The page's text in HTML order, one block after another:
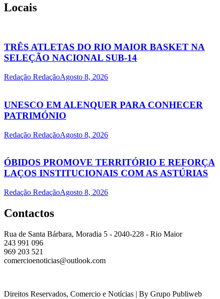
Locais
TRÊS ATLETAS DO RIO MAIOR BASKET NA
SELEÇÃO NACIONAL SUB-14
Redação RedaçãoAgosto 8, 2026
UNESCO EM ALENQUER PARA CONHECER
PATRIMÓNIO
Redação RedaçãoAgosto 8, 2026
ÓBIDOS PROMOVE TERRITÓRIO E REFORÇA
LAÇOS INSTITUCIONAIS COM AS ASTÚRIAS
Redação RedaçãoAgosto 8, 2026
Contactos
Rua de Santa Bárbara, Moradia 5 - 2040-228 - Rio Maior
243 991 096
969 203 521
comercioenoticias@outlook.com
Direitos Reservados, Comercio e Notícias | By Grupo Publiweb